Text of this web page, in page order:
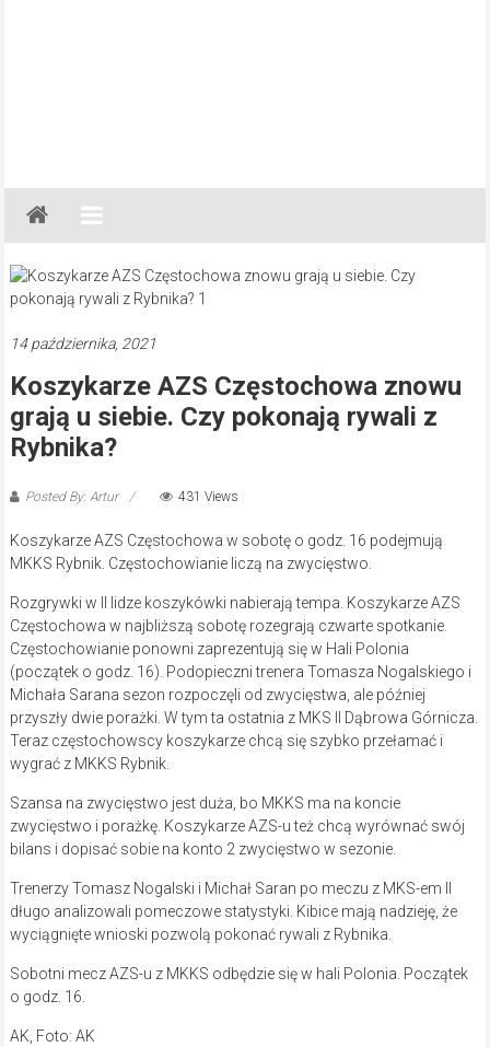
Gazeta
Regionalna
Częstochowa,
Kłobuck,
Myszków
14 października, 2021
Koszykarze AZS Częstochowa znowu
grają u siebie. Czy pokonają rywali z
Rybnika?
Posted By: Artur 431 Views
Koszykarze AZS Częstochowa w sobotę o godz. 16 podejmują
MKKS Rybnik. Częstochowianie liczą na zwycięstwo.
Rozgrywki w II lidze koszykówki nabierają tempa. Koszykarze AZS
Częstochowa w najbliższą sobotę rozegrają czwarte spotkanie.
Częstochowianie ponowni zaprezentują się w Hali Polonia
(początek o godz. 16). Podopieczni trenera Tomasza Nogalskiego i
Michała Sarana sezon rozpoczęli od zwycięstwa, ale później
przyszły dwie porażki. W tym ta ostatnia z MKS II Dąbrowa Górnicza.
Teraz częstochowscy koszykarze chcą się szybko przełamać i
wygrać z MKKS Rybnik.
Szansa na zwycięstwo jest duża, bo MKKS ma na koncie
zwycięstwo i porażkę. Koszykarze AZS-u też chcą wyrównać swój
bilans i dopisać sobie na konto 2 zwycięstwo w sezonie.
Trenerzy Tomasz Nogalski i Michał Saran po meczu z MKS-em II
długo analizowali pomeczowe statystyki. Kibice mają nadzieję, że
wyciągnięte wnioski pozwolą pokonać rywali z Rybnika.
Sobotni mecz AZS-u z MKKS odbędzie się w hali Polonia. Początek
o godz. 16.
AK, Foto: AK